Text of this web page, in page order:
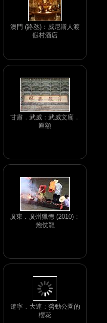
澳門 (路氹)：威尼斯人渡
假村酒店
甘肅．武威：武威文廟．
匾額
廣東．廣州獵德 (2010)：
炮仗龍
遼寧．大連：勞動公園的